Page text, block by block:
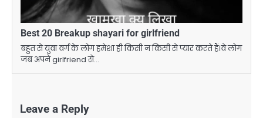
Best 20 Breakup shayari for girlfriend
बहुत से युवा वर्ग के लोग हमेशा ही किसी न किसी से प्यार करते हैं।वे लोग
जब अपने girlfriend से…
Leave a Reply